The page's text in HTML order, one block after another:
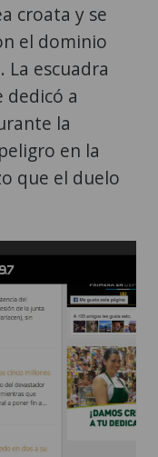
croata y se
el dominio
escuadra
dedicó a
la
en la
que el duelo